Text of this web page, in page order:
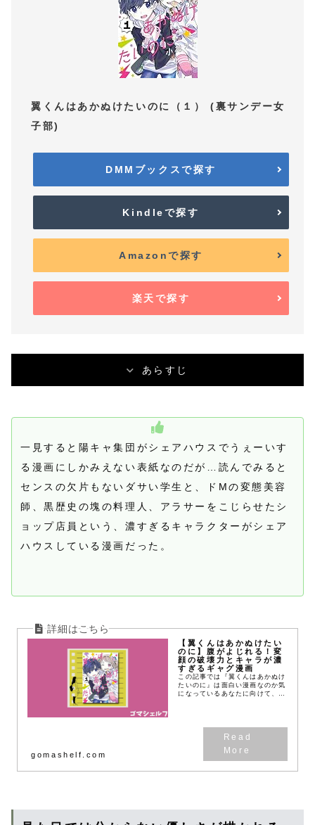
翼くんはあかぬけたいのに（１） (裏サンデー女
子部)
DMMブックスで探す
Kindleで探す
Amazonで探す
楽天で探す
あらすじ
一見すると陽キャ集団がシェアハウスでうぇーいす
る漫画にしかみえない表紙なのだが…読んでみると
センスの欠片もないダサい学生と、ドMの変態美容
師、黒歴史の塊の料理人、アラサーをこじらせたシ
ョップ店員という、濃すぎるキャラクターがシェア
ハウスしている漫画だった。
【翼くんはあかぬけたい
のに】腹がよじれる！変
顔の破壊力とキャラが濃
すぎるギャグ漫画
この記事では『翼くんはあかぬけ
たいのに』は面白い漫画なのか気
になっているあなたに向けて、無
gomashelf.com